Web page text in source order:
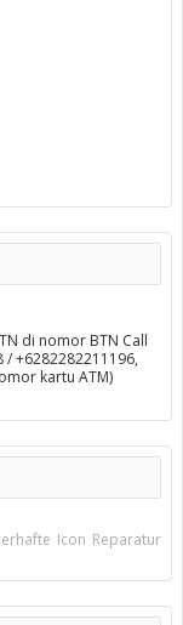
di nomor BTN Call
+6282282211196,
kartu ATM)
Icon Reparatur